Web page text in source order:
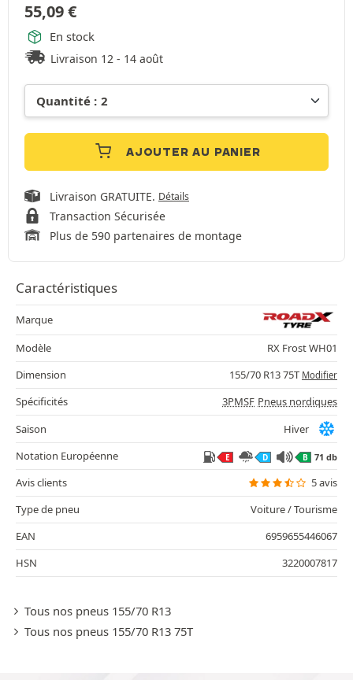
55,09€
En stock
Livraison 12 - 14 août
AJOUTER AU PANIER
Livraison GRATUITE. Détails
Transaction Sécurisée
Plus de 590 partenaires de montage
Caractéristiques
Marque
Modèle
RX Frost WH01
Dimension
155/70 R13 75T Modifier
Spécificités 3PMSF Pneus nordiques
Saison
Hiver
Notation Européenne
E D B 71 db
Avis clients
5 avis
Type de pneu
Voiture / Tourisme
EAN
6959655446067
HSN
3220007817
Tous nos pneus 155/70 R13
Tous nos pneus 155/70 R13 75T